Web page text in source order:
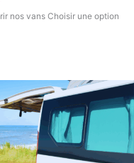
nos vans Choisir une option